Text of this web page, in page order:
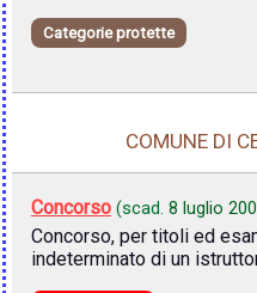
Categorie protette
COMUNE DI
Concorso (scad. 8 luglio
Concorso, per titoli ed
indeterminato di un